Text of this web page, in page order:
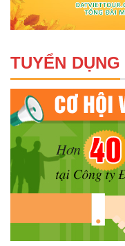
TUYỂN DỤNG